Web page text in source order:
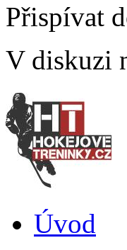
Přispívat
V diskuzi
Úvod